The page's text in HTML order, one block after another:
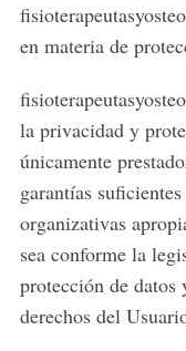
en materia de
la privacidad y
únicamente
garantías
organizativas
sea conforme la
protección de
derechos del